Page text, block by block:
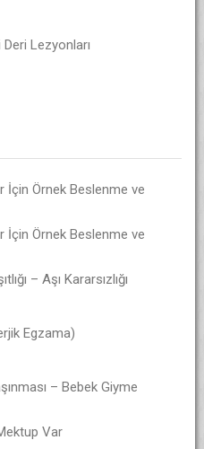
Lezyonları
İçin Örnek Beslenme ve
İçin Örnek Beslenme ve
– Aşı Kararsızlığı
Egzama)
– Bebek Giyme
Var